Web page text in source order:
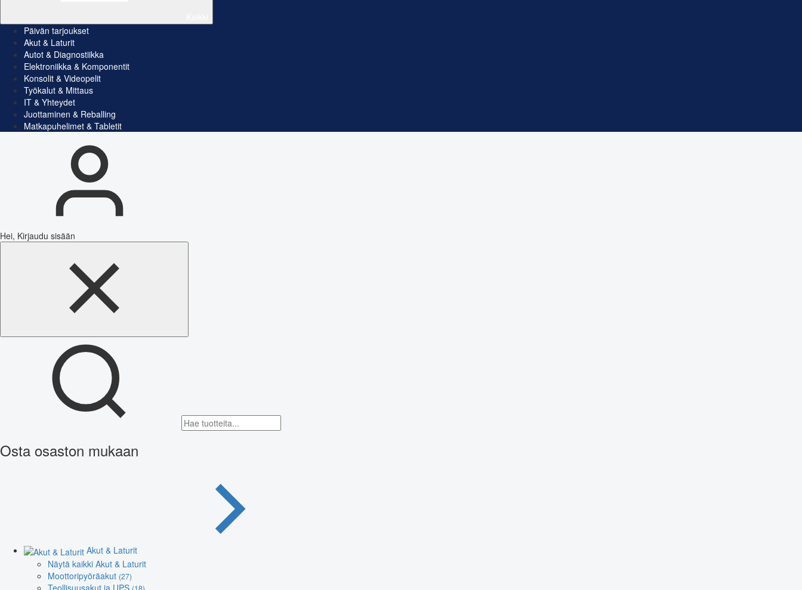
Päivän tarjoukset
Akut & Laturit
Autot & Diagnostiikka
Elektroniikka & Komponentit
Konsolit & Videopelit
Työkalut & Mittaus
IT & Yhteydet
Juottaminen & Reballing
Matkapuhelimet & Tabletit
Hei, Kirjaudu sisään
Osta osaston mukaan
Akut & Laturit
Näytä kaikki Akut & Laturit
Moottoripyöräakut (27)
Teollisuusakut ja UPS (18)